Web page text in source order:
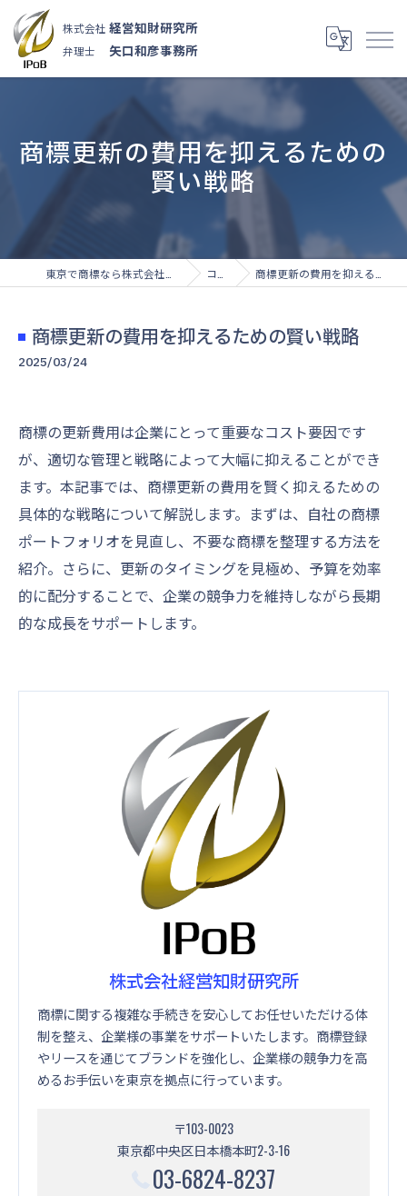
株式会社 経営知財研究所
弁理士 矢口和彦事務所
商標更新の費用を抑えるための
賢い戦略
コラム 商標更新の費用を抑えるための賢い戦略
商標更新の費用を抑えるための賢い戦略
2025/03/24
商標の更新費用は企業にとって重要なコスト要因です
が、適切な管理と戦略によって大幅に抑えることができ
ます。本記事では、商標更新の費用を賢く抑えるための
具体的な戦略について解説します。まずは、自社の商標
ポートフォリオを見直し、不要な商標を整理する方法を
紹介。さらに、更新のタイミングを見極め、予算を効率
的に配分することで、企業の競争力を維持しながら長期
的な成長をサポートします。
株式会社経営知財研究所
商標に関する複雑な手続きを安心してお任せいただける体
制を整え、企業様の事業をサポートいたします。商標登録
やリースを通じてブランドを強化し、企業様の競争力を高
めるお手伝いを東京を拠点に行っています。
〒103-0023
東京都中央区日本橋本町2-3-16
03-6824-8237